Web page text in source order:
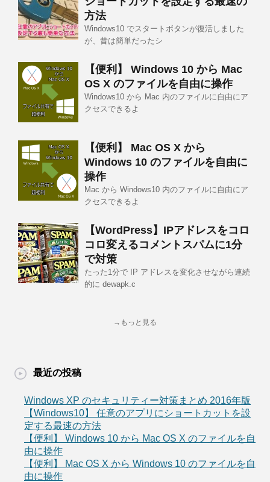
方法
Windows10 でスタートボタンが復活しました
が、昔は簡単だったシ
【便利】 Windows 10 から Mac
OS X のファイルを自由に操作
Windows10 から Mac 内のファイルに自由にア
クセスできるよ
【便利】 Mac OS X から
Windows 10 のファイルを自由に
操作
Mac から Windows10 内のファイルに自由にア
クセスできるよ
【WordPress】IPアドレスをコロ
コロ変えるコメントスパムに1分
で対策
たった1分で IP アドレスを変化させながら連続
的に dewapk.c
→もっと見る
最近の投稿
Windows XP のセキュリティー対策まとめ 2016年版
【Windows10】 任意のアプリにショートカットを設
定する最速の方法
【便利】 Windows 10 から Mac OS X のファイルを自
由に操作
【便利】 Mac OS X から Windows 10 のファイルを自
由に操作